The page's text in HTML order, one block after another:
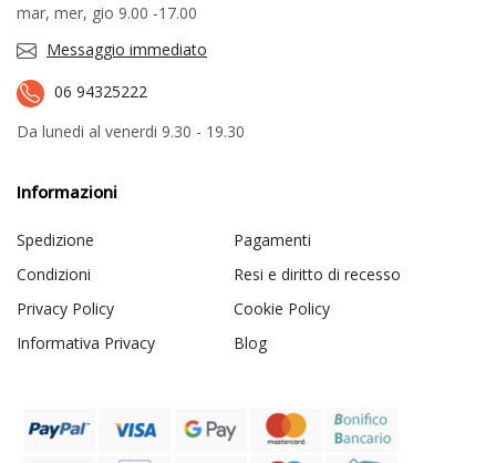
mar, mer, gio 9.00 -17.00
Messaggio immediato
06 94325222
Da lunedi al venerdi 9.30 - 19.30
Informazioni
Spedizione
Pagamenti
Condizioni
Resi e diritto di recesso
Privacy Policy
Cookie Policy
Informativa Privacy
Blog